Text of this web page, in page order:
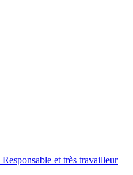
et très travailleur